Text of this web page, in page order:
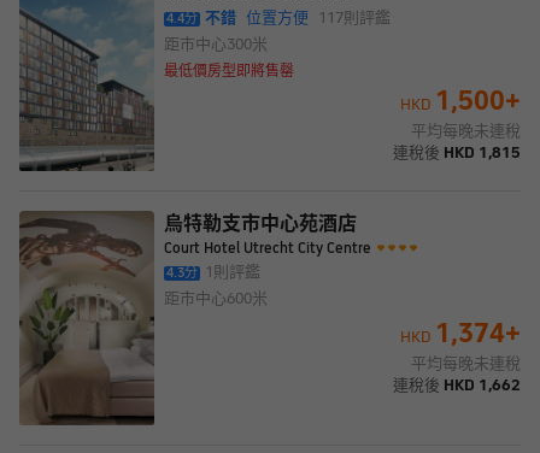
4.4分 不錯 位置方便 117則評鑑
距市中心300米
最低價房型即將售罄
HKD 1,500+
平均每晚未連稅
連稅後 HKD 1,815
烏特勒支市中心苑酒店
Court Hotel Utrecht City Centre
4.3分 1 則評鑑
距市中心600米
HKD 1,374+
平均每晚未連稅
連稅後 HKD 1,662